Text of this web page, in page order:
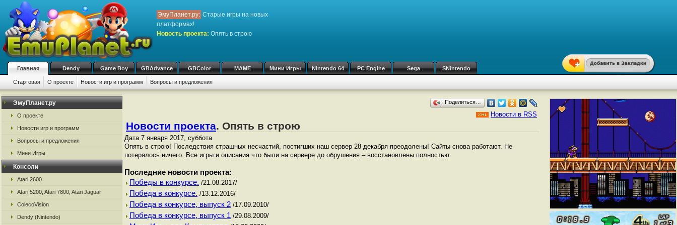
ЭмуПланет.ру: Старые игры на новых
платформах!
Новость проекта: Опять в строю
Главная Dendy Game Boy GBAdvance GBColor MAME Мини Игры Nintendo 64 PC Engine Sega SNintendo
Стартовая О проекте Новости игр и программ Вопросы и предложения
ЭмуПланет.ру
О проекте
Новости игр и программ
Вопросы и предложения
Мини Игры
Консоли
Atari 2600
Atari 5200, Atari 7800, Atari Jaguar
ColecoVision
Dendy (Nintendo)
Поделиться…
Новости в RSS
Новости проекта. Опять в строю
Дата 7 января 2017, суббота
Опять в строю! Последствия страшных несчастий, постигших наш сервер 28 декабря преодолены! Сайты снова работают. Не
потерялось ничего. Все игры и описания что были на сервере до обрушения – восстановлены полностью.
Последние новости проекта:
Победы в конкурсе. /21.08.2017/
Победа в конкурсе. /13.12.2016/
Победа в конкурсе, выпуск 2 /17.09.2010/
Победа в конкурсе, выпуск 1 /29.08.2009/